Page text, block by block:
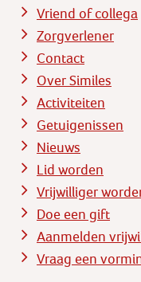
Vriend of collega
Zorgverlener
Contact
Over Similes
Activiteiten
Getuigenissen
Nieuws
Lid worden
Vrijwilliger
Doe een gift
Aanmelden
Vraag een